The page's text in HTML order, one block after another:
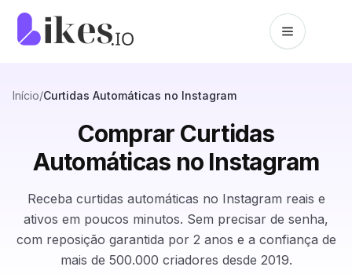
Pular para o conteúdo
Página inicial da Likes.io
Início/Curtidas Automáticas no Instagram
Comprar Curtidas
Automáticas no Instagram
Receba curtidas automáticas no Instagram reais e
ativos em poucos minutos. Sem precisar de senha,
com reposição garantida por 2 anos e a confiança de
mais de 500.000 criadores desde 2019.